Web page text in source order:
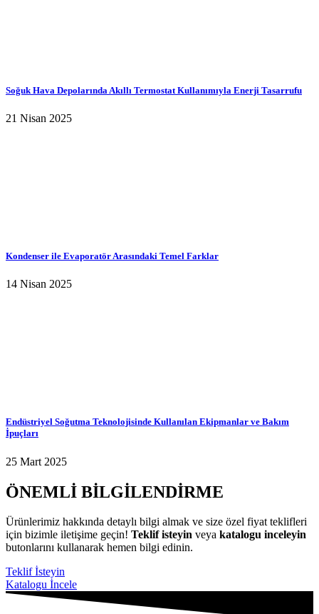
Soğuk Hava Depolarında Akıllı Termostat Kullanımıyla Enerji Tasarrufu
21 Nisan 2025
Kondenser ile Evaporatör Arasındaki Temel Farklar
14 Nisan 2025
Endüstriyel Soğutma Teknolojisinde Kullanılan Ekipmanlar ve Bakım
İpuçları
25 Mart 2025
ÖNEMLİ BİLGİLENDİRME
Ürünlerimiz hakkında detaylı bilgi almak ve size özel fiyat teklifleri
için bizimle iletişime geçin! Teklif isteyin veya katalogu inceleyin
butonlarını kullanarak hemen bilgi edinin.
Teklif İsteyin
Katalogu İncele